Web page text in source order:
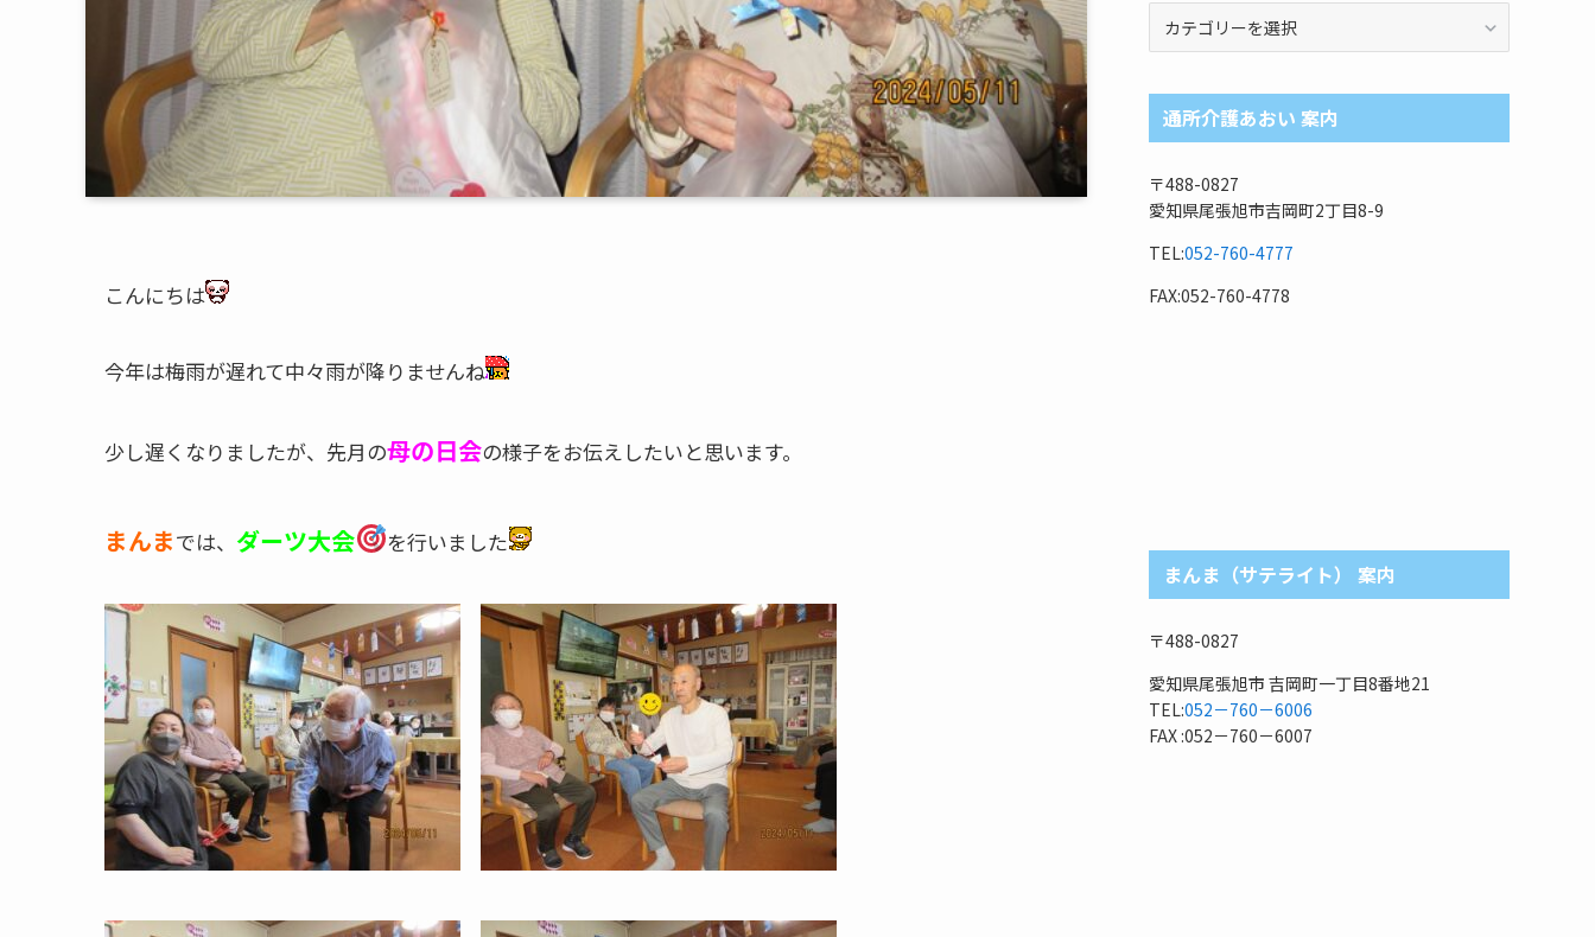
こんにちは
今年は梅雨が遅れて中々雨が降りませんね
少し遅くなりましたが、先月の母の日会の様子をお伝えしたいと思います。
まんまでは、 ダーツ大会 を行いました
ロ
グ
記
カ
テ
ゴ
通所介護あおい 案内
〒488-0827
愛知県尾張旭市吉岡町2丁目8-9
TEL:052-760-4777
FAX:052-760-4778
まんま（サテライト） 案内
〒488-0827
愛知県尾張旭市 吉岡町一丁目8番地21
TEL:052－760－6006
FAX :052－760－6007